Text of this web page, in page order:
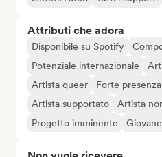
Attributi che adora
Disponibile su Spotify
Potenziale internazionale
Artista queer
Forte
Artista supportato
Artista
Progetto imminente